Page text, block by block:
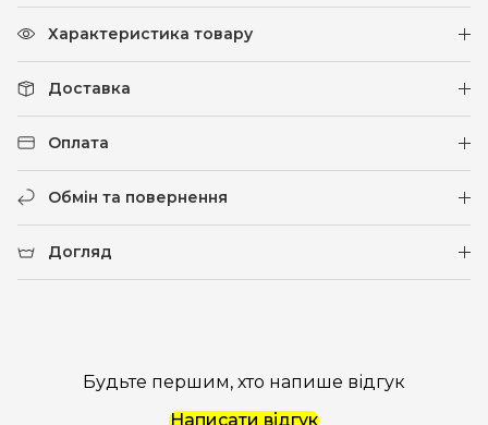
Характеристика товару
Доставка
Оплата
Обмін та повернення
Догляд
Будьте першим, хто напише відгук
Написати відгук